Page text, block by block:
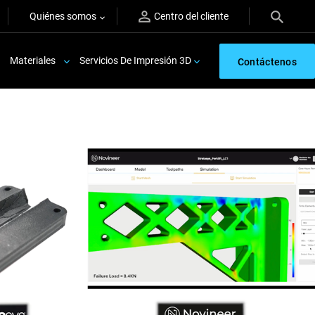
Quiénes somos Centro del cliente
Materiales Servicios De Impresión 3D Contáctenos